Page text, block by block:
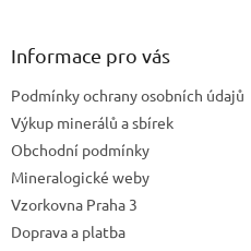
Informace pro vás
Podmínky ochrany osobních údajů
Výkup minerálů a sbírek
Obchodní podmínky
Mineralogické weby
Vzorkovna Praha 3
Doprava a platba